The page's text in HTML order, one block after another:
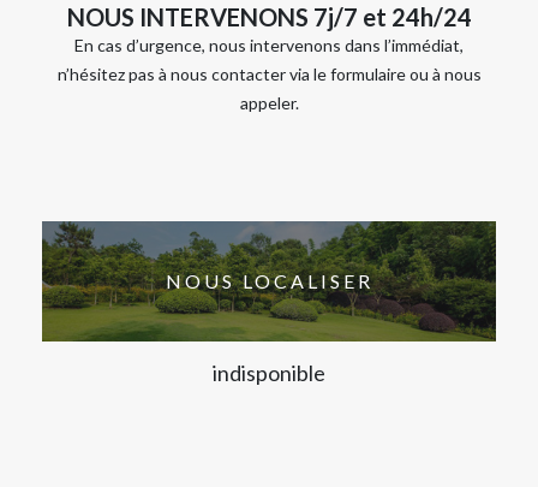
NOUS INTERVENONS 7j/7 et 24h/24
En cas d’urgence, nous intervenons dans l’immédiat,
n’hésitez pas à nous contacter via le formulaire ou à nous
appeler.
NOUS LOCALISER
indisponible